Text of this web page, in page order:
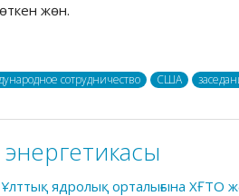
жөн.
сотрудничество США
ядролық орталығына ХҒТО